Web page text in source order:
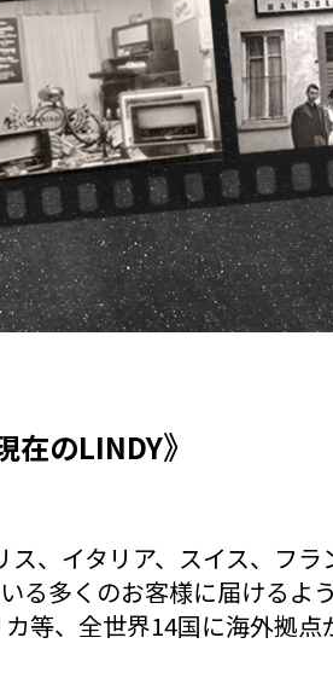
在のLINDY》
、イタリア、スイス、フ
る多くのお客様に届けるよ
等、全世界14国に海外拠点